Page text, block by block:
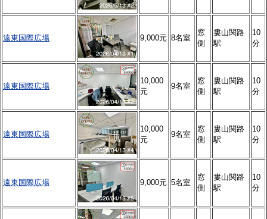
遠東国際広場 9,000元 8名室
窓
側
婁山関路
駅
10
分
遠東国際広場
10,000
元
9名室
窓
側
婁山関路
駅
10
分
遠東国際広場
10,000
元
9名室
窓
側
婁山関路
駅
10
分
遠東国際広場 9,000元 5名室
窓
側
婁山関路
駅
10
分